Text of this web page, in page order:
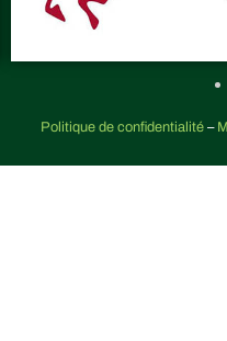
Politique de confidentialité –